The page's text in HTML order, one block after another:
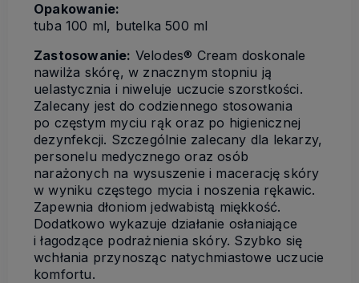
Opakowanie:
tuba 100 ml, butelka 500 ml
Zastosowanie: Velodes® Cream doskonale
nawilża skórę, w znacznym stopniu ją
uelastycznia i niweluje uczucie szorstkości.
Zalecany jest do codziennego stosowania
po częstym myciu rąk oraz po higienicznej
dezynfekcji. Szczególnie zalecany dla lekarzy,
personelu medycznego oraz osób
narażonych na wysuszenie i macerację skóry
w wyniku częstego mycia i noszenia rękawic.
Zapewnia dłoniom jedwabistą miękkość.
Dodatkowo wykazuje działanie osłaniające
i łagodzące podrażnienia skóry. Szybko się
wchłania przynosząc natychmiastowe uczucie
komfortu.